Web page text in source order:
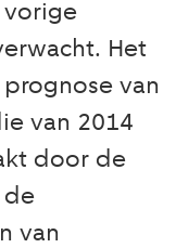
vorige
Het
van
van 2014
door de
de
van